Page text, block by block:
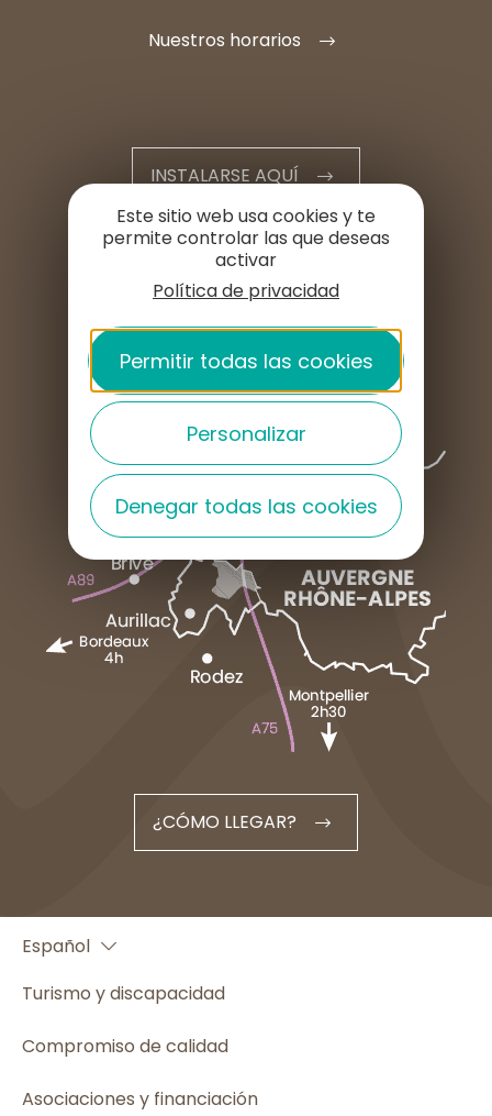
Nuestros horarios
INSTALARSE AQUÍ
ESPACIO PROFESIONAL
ESPACIO DE PRENSA
¿CÓMO LLEGAR?
Español
English
Turismo y discapacidad
Compromiso de calidad
Asociaciones y financiación
Este sitio web usa cookies y te
permite controlar las que deseas
activar
Política de privacidad
Permitir todas las cookies
Personalizar
Denegar todas las cookies